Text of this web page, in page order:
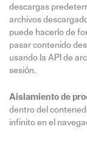
descargas
archivos
puede hacerlo de
pasar contenido
usando la API de
sesión.
Aislamiento de
dentro del
infinito en el